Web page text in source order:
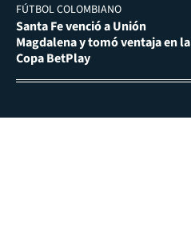
FÚTBOL COLOMBIANO
Santa Fe venció a Unión
Magdalena y tomó ventaja en la
Copa BetPlay